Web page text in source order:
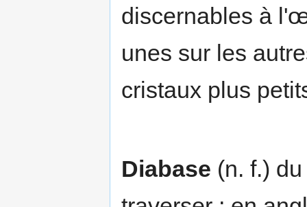
discernables à
unes sur les
cristaux plus
Diabase (n. f.)